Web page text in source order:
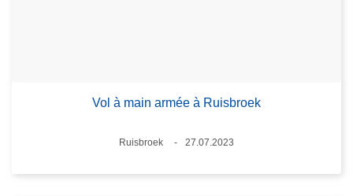
Vol à main armée à Ruisbroek
Standort
Ruisbroek
27.07.2023